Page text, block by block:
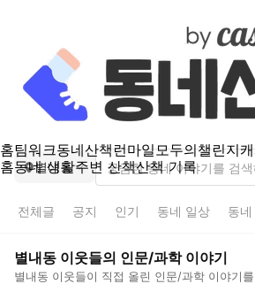
홈팀워크동네산책런마일모두의챌린지
홈동네 생활주변 산책산책 기록
별내동
전체글 공지 인기 동네 일상 동네
별내동 이웃들의 인문/과학이야기
별내동 이웃들이 직접 올린 인문/과학 이야기